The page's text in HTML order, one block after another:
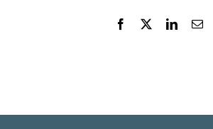
Facebook LinkedIn
E-